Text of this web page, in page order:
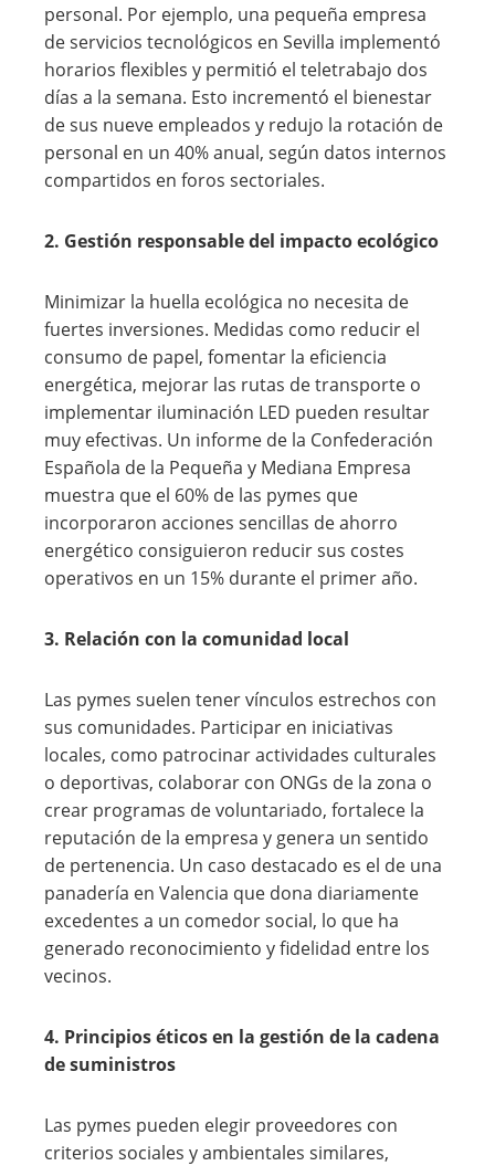
personal. Por ejemplo, una pequeña empresa
de servicios tecnológicos en Sevilla implementó
horarios flexibles y permitió el teletrabajo dos
días a la semana. Esto incrementó el bienestar
de sus nueve empleados y redujo la rotación de
personal en un 40% anual, según datos internos
compartidos en foros sectoriales.
2. Gestión responsable del impacto ecológico
Minimizar la huella ecológica no necesita de
fuertes inversiones. Medidas como reducir el
consumo de papel, fomentar la eficiencia
energética, mejorar las rutas de transporte o
implementar iluminación LED pueden resultar
muy efectivas. Un informe de la Confederación
Española de la Pequeña y Mediana Empresa
muestra que el 60% de las pymes que
incorporaron acciones sencillas de ahorro
energético consiguieron reducir sus costes
operativos en un 15% durante el primer año.
3. Relación con la comunidad local
Las pymes suelen tener vínculos estrechos con
sus comunidades. Participar en iniciativas
locales, como patrocinar actividades culturales
o deportivas, colaborar con ONGs de la zona o
crear programas de voluntariado, fortalece la
reputación de la empresa y genera un sentido
de pertenencia. Un caso destacado es el de una
panadería en Valencia que dona diariamente
excedentes a un comedor social, lo que ha
generado reconocimiento y fidelidad entre los
vecinos.
4. Principios éticos en la gestión de la cadena
de suministros
Las pymes pueden elegir proveedores con
criterios sociales y ambientales similares,